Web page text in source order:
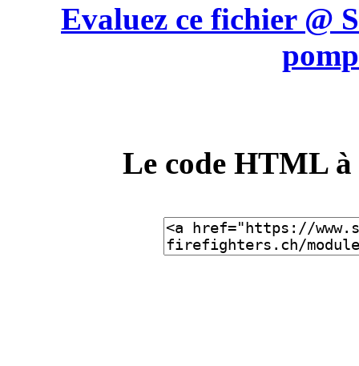
Evaluez ce fichier @
Le code HTML à